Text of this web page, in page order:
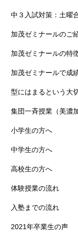
中３入試対策：土曜
加茂ゼミナールのご
加茂ゼミナールの特
加茂ゼミナールで成
型にはまるという大
集団一斉授業（美濃
小学生の方へ
中学生の方へ
高校生の方へ
体験授業の流れ
入塾までの流れ
2021年卒業生の声